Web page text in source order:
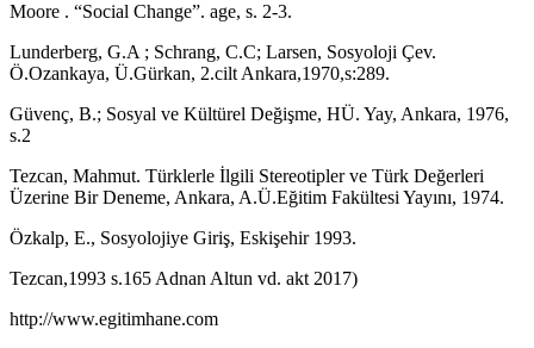
Moore . “Social Change”. age, s. 2-3.
Lunderberg, G.A ; Schrang, C.C; Larsen, Sosyoloji Çev.
Ö.Ozankaya, Ü.Gürkan, 2.cilt Ankara,1970,s:289.
Güvenç, B.; Sosyal ve Kültürel Değişme, HÜ. Yay, Ankara, 1976,
s.2
Tezcan, Mahmut. Türklerle İlgili Stereotipler ve Türk Değerleri
Üzerine Bir Deneme, Ankara, A.Ü.Eğitim Fakültesi Yayını, 1974.
Özkalp, E., Sosyolojiye Giriş, Eskişehir 1993.
Tezcan,1993 s.165 Adnan Altun vd. akt 2017)
http://www.egitimhane.com